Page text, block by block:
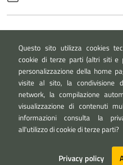
Notizia- Online le procedure di
formatori Io non rischio
Note legali Mappa
Questo sito utilizza cookies
cookie di terze parti (altri siti e
personalizzazione della home
visite al sito, la condivisione
network, la compilazione
visualizzazione di contenuti
informazioni consulta la
all'utilizzo di cookie di terze parti?
Privacy policy